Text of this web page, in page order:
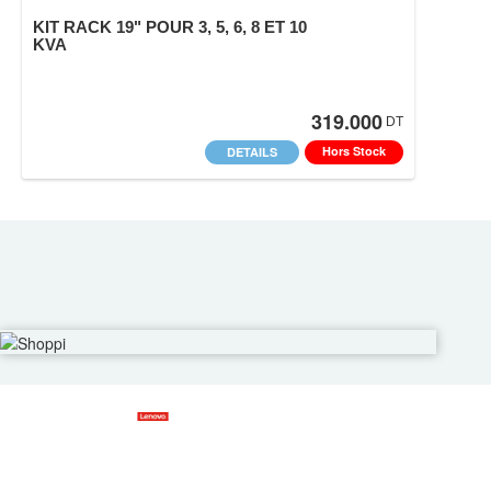
KIT RACK 19" POUR 3, 5, 6, 8 ET 10
KVA
319.000 DT
Hors Stock
DETAILS